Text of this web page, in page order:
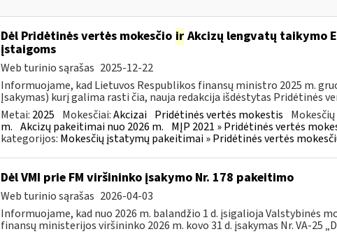
Dėl Pridėtinės vertės mokesčio irAkcizų lengvatų taikymo
įstaigoms
Web turinio sąrašas 2025-12-22
Informuojame, kad Lietuvos Respublikos finansų ministro 2025 m.
Įsakymas) kurį galima rasti čia, nauja redakcija išdėstytas Pridėtinės
Metai: 2025 Mokesčiai:Akcizai Pridėtinės vertės mokestis
m. Akcizų pakeitimai nuo 2026 m. MĮP 2021 » Pridėtinės vertės
kategorijos: Mokesčių įstatymų pakeitimai » Pridėtinės vertės
Dėl VMI prie FM viršininko įsakymo Nr. 178 pakeitimo
Web turinio sąrašas 2026-04-03
Informuojame, kad nuo 2026 m. balandžio 1 d. įsigalioja Valstybinės
finansų ministerijos viršininko 2026 m. kovo 31 d. įsakymas Nr. VA-25